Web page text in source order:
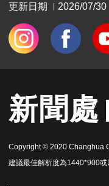
更新日期 2026/07/30
新聞處
Copyright © 2020 Changhua
建議最佳解析度為1440*900或